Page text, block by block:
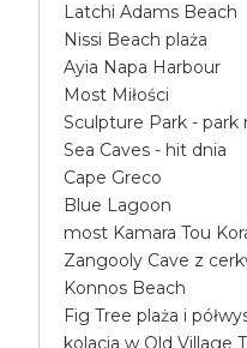
Latchi Adams Beach
Nissi Beach plaża
Ayia Napa Harbour
Most Miłości
Sculpture Park - park
Sea Caves - hit dnia
Cape Greco
Blue Lagoon
most Kamara Tou
Zangooly Cave z
Konnos Beach
Fig Tree plaża i
kolacja w Old Village